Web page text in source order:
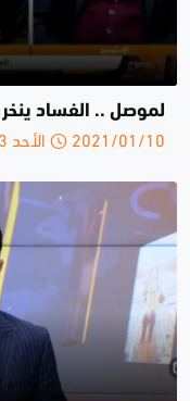
لموصل .. الفساد ينخر
2021/01/10 الأحد 11:43 ص